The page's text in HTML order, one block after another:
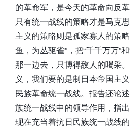
的革命军，是今天的革命向反
只有统一战线的策略才是马克
主义的策略则是孤家寡人的策
鱼，为丛驱雀”，把“千千万万”
那一边去，只博得敌人的喝采
义，我们要的是制日本帝国主
民族革命统一战线。报告还论
族统一战线中的领导作用，指
现在充当着抗日民族统一战线